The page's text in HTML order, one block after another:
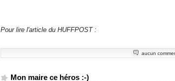
Pour lire l'article du HUFFPOST :
aucun
Mon maire ce héros :-)